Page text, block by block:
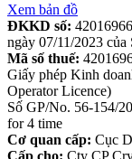
Xem bản đồ
ĐKKD số:
ngày 07/11/2023
Mã số thuế:
Giấy phép Kinh
Operator Licence)
Số GP/No. 56-154/
for 4 time
Cơ quan cấp: Cục
Cấp cho: Cty CP